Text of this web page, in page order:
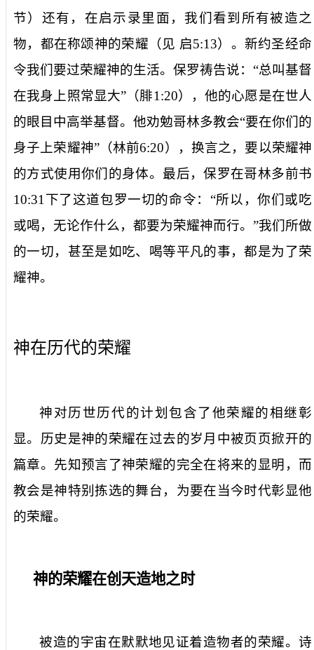
节）还有，在启示录里面，我们看到所有被造之
物，都在称颂神的荣耀（见 启5:13）。新约圣经命
令我们要过荣耀神的生活。保罗祷告说：“总叫基督
在我身上照常显大”（腓1:20），他的心愿是在世人
的眼目中高举基督。他劝勉哥林多教会“要在你们的
身子上荣耀神”（林前6:20），换言之，要以荣耀神
的方式使用你们的身体。最后，保罗在哥林多前书
10:31 下了这道包罗一切的命令：“所以，你们或吃
或喝，无论作什么，都要为荣耀神而行。”我们所做
的一切，甚至是如吃、喝等平凡的事，都是为了荣
耀神。
神在历代的荣耀
神对历世历代的计划包含了他荣耀的相继彰
显。历史是神的荣耀在过去的岁月中被页页掀开的
篇章。先知预言了神荣耀的完全在将来的显明，而
教会是神特别拣选的舞台，为要在当今时代彰显他
的荣耀。
神的荣耀在创天造地之时
被造的宇宙在默默地见证着造物者的荣耀。诗